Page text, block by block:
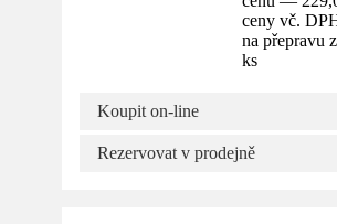
ceny vč.
na přepravu
ks
Koupit on-line
Rezervovat v prodejně